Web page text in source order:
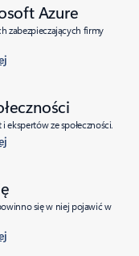
Azure
zabezpieczających firmy
ze społeczności.
się w niej pojawić w